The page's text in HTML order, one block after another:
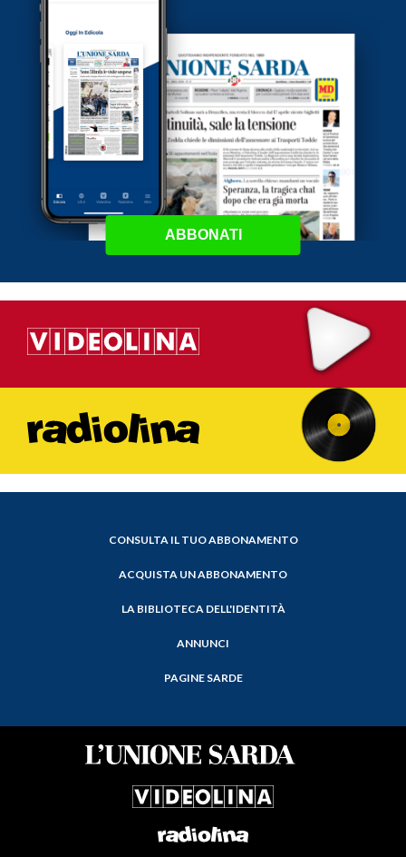
ABBONATI
CONSULTA IL TUO ABBONAMENTO
ACQUISTA UN ABBONAMENTO
LA BIBLIOTECA DELL'IDENTITÀ
ANNUNCI
PAGINE SARDE